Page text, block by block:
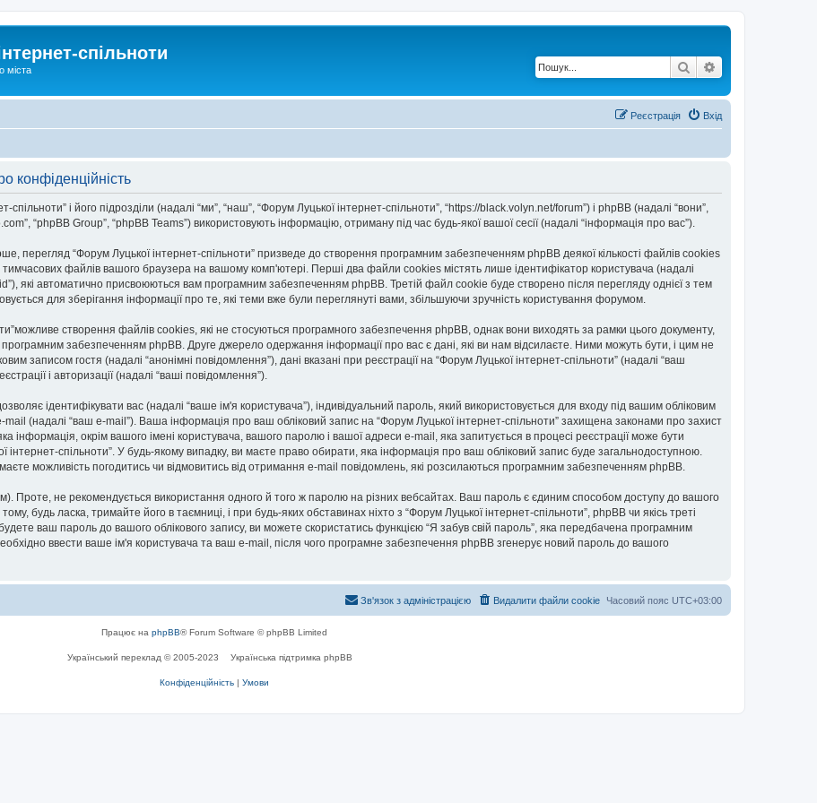
спільноти
міста Пошук
Вхід
Реєстрація
конфіденційність
і його підрозділи (надалі “ми”, “наш”, “Форум Луцької інтернет-спільноти”, “https://black.volyn.net/forum”) і phpBB (надалі “вони”,
“phpBB Group”, “phpBB Teams”) використовують інформацію, отриману під час будь-якої вашої сесії (надалі “інформація про вас”).
перегляд “Форум Луцької інтернет-спільноти” призведе до створення програмним забезпеченням phpBB деякої кількості файлів cookies
тимчасових файлів вашого браузера на вашому комп'ютері. Перші два файли cookies містять лише ідентифікатор користувача (надалі
id”), які автоматично присвоюються вам програмним забезпеченням phpBB. Третій файл cookie буде створено після перегляду однієї з тем
для зберігання інформації про те, які теми вже були переглянуті вами, збільшуючи зручність користування форумом.
створення файлів cookies, які не стосуються програмного забезпечення phpBB, однак вони виходять за рамки цього документу,
програмним забезпеченням phpBB. Друге джерело одержання інформації про вас є дані, які ви нам відсилаєте. Ними можуть бути, і цим не
записом гостя (надалі “анонімні повідомлення”), дані вказані при реєстрації на “Форум Луцької інтернет-спільноти” (надалі “ваш
і авторизації (надалі “ваші повідомлення”).
ідентифікувати вас (надалі “ваше ім'я користувача”), індивідуальний пароль, який використовується для входу під вашим обліковим
(надалі “ваш e-mail”). Ваша інформація про ваш обліковий запис на “Форум Луцької інтернет-спільноти” захищена законами про захист
інформація, окрім вашого імені користувача, вашого паролю і вашої адреси e-mail, яка запитується в процесі реєстрації може бути
спільноти”. У будь-якому випадку, ви маєте право обирати, яка інформація про ваш обліковий запис буде загальнодоступною.
можливість погодитись чи відмовитись від отримання e-mail повідомлень, які розсилаються програмним забезпеченням phpBB.
не рекомендується використання одного й того ж паролю на різних вебсайтах. Ваш пароль є єдиним способом доступу до вашого
будь ласка, тримайте його в таємниці, і при будь-яких обставинах ніхто з “Форум Луцької інтернет-спільноти”, phpBB чи якісь треті
ваш пароль до вашого облікового запису, ви можете скористатись функцією “Я забув свій пароль”, яка передбачена програмним
ввести ваше ім'я користувача та ваш e-mail, після чого програмне забезпечення phpBB згенерує новий пароль до вашого
Часовий пояс UTC+03:00
Видалити файли cookie
Зв'язок з адміністрацією
Працює на phpBB® Forum Software © phpBB Limited
Український переклад © 2005-2023 Українська підтримка phpBB
Конфіденційність | Умови